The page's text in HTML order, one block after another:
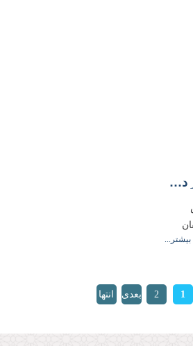
علامه مصباح: بدون مجالس حسین‌علیه‌السلام، چیزی از دین باقی نمی‌ماند
1
2
بعدی
انتها